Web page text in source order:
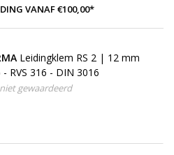
VANAF €100,00*
Leidingklem RS 2 | 12 mm
- RVS 316 - DIN 3016
gewaardeerd